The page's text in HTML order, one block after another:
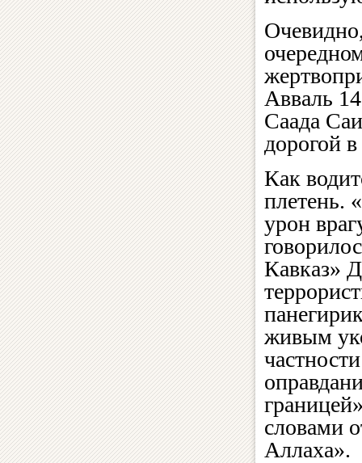
Авваль
Саада
дорогой
Как
плетень.
урон
Кавказ»
живым
словами
Аллаха».